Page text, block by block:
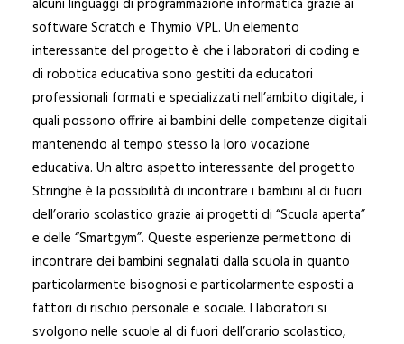
alcuni linguaggi di programmazione informatica grazie ai
software Scratch e Thymio VPL. Un elemento
interessante del progetto è che i laboratori di coding e
di robotica educativa sono gestiti da educatori
professionali formati e specializzati nell’ambito digitale, i
quali possono offrire ai bambini delle competenze digitali
mantenendo al tempo stesso la loro vocazione
educativa. Un altro aspetto interessante del progetto
Stringhe è la possibilità di incontrare i bambini al di fuori
dell’orario scolastico grazie ai progetti di “Scuola aperta”
e delle “Smartgym”. Queste esperienze permettono di
incontrare dei bambini segnalati dalla scuola in quanto
particolarmente bisognosi e particolarmente esposti a
fattori di rischio personale e sociale. I laboratori si
svolgono nelle scuole al di fuori dell’orario scolastico,